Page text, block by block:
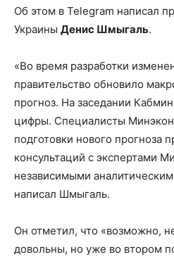
Об этом в Telegram написал
Украины Денис Шмыгаль.
«Во время разработки
правительство обновило
прогноз. На заседании
цифры. Специалисты
подготовки нового прогноза
консультаций с экспертами
независимыми
написал Шмыгаль.
Он отметил, что «возможно,
довольны, но уже во втором